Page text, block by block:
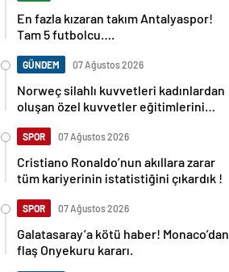
En fazla kızaran takım Antalyaspor!
Tam 5 futbolcu….
GÜNDEM 07 Ağustos 2026
Norweç silahlı kuvvetleri kadınlardan
oluşan özel kuvvetler eğitimlerini
SPOR 07 Ağustos 2026
Cristiano Ronaldo’nun akıllara zarar
tüm kariyerinin istatistiğini çıkardık !
SPOR 07 Ağustos 2026
Galatasaray’a kötü haber! Monaco’dan
flaş Onyekuru kararı.